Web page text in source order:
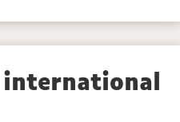
international